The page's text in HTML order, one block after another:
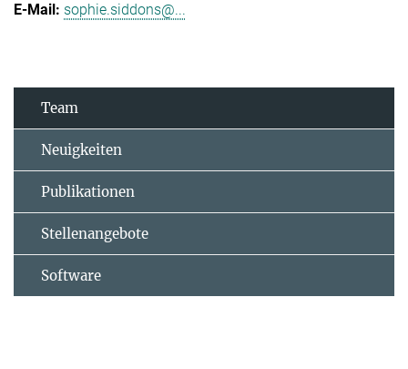
sophie.siddons@...
Team
Neuigkeiten
Publikationen
Stellenangebote
Software